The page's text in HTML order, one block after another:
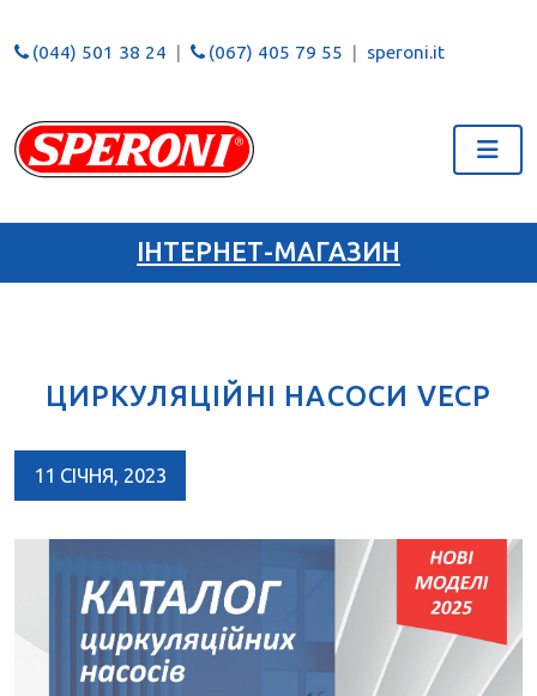
(044) 501 38 24 (067) 405 79 55 speroni.it
ІНТЕРНЕТ-МАГАЗИН
ЦИРКУЛЯЦІЙНІ НАСОСИ VECP
11 СІЧНЯ, 2023